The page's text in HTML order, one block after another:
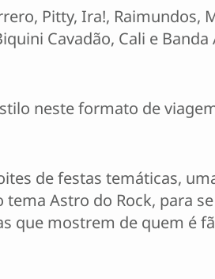
Pitty, Ira!, Raimundos,
Cavadão, Cali e Banda
neste formato de
de festas temáticas,
Astro do Rock, para
que mostrem de quem é